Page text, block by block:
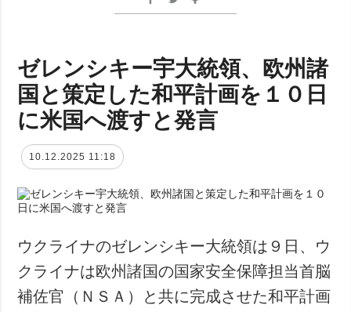
ゼレンシキー宇大統領、欧州諸
国と策定した和平計画を１０日
に米国へ渡すと発言
10.12.2025 11:18
ウクライナのゼレンシキー大統領は９日、ウ
クライナは欧州諸国の国家安全保障担当首脳
補佐官（ＮＳＡ）と共に完成させた和平計画